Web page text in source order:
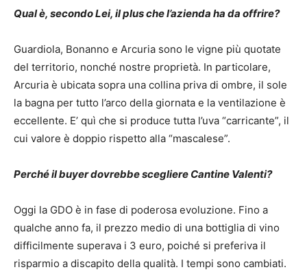
Qual è, secondo Lei, il plus che l’azienda ha da offrire?
Guardiola, Bonanno e Arcuria sono le vigne più quotate
del territorio, nonché nostre proprietà. In particolare,
Arcuria è ubicata sopra una collina priva di ombre, il sole
la bagna per tutto l’arco della giornata e la ventilazione è
eccellente. E’ quì che si produce tutta l’uva “carricante”, il
cui valore è doppio rispetto alla “mascalese”.
Perché il buyer dovrebbe scegliere Cantine Valenti?
Oggi la GDO è in fase di poderosa evoluzione. Fino a
qualche anno fa, il prezzo medio di una bottiglia di vino
difficilmente superava i 3 euro, poiché si preferiva il
risparmio a discapito della qualità. I tempi sono cambiati.